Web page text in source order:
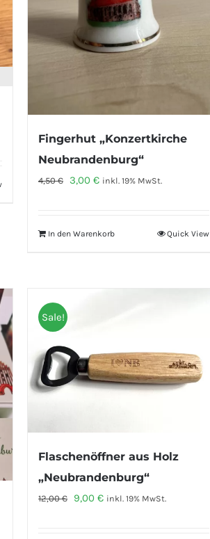
Fingerhut „Konzertkirche
Neubrandenburg“
4,50€ Ursprünglicher
4,50 €
3,00 €Aktueller
3,00 €.
inkl. 19% MwSt.
In den Warenkorb Quick View
Sale!
Flaschenöffner aus Holz
„Neubrandenburg“
12,00€
Ursprünglicher
9,00 €Aktueller
inkl. 19% MwSt.